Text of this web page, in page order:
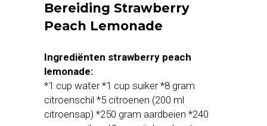
Bereiding Strawberry
Peach Lemonade
Ingrediënten strawberry peach
lemonade:
*1 cup water *1 cup suiker *8 gram
citroenschil *5 citroenen (200 ml
citroensap) *250 gram aardbeien *240